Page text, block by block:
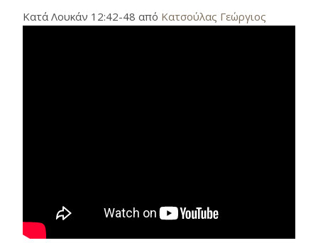
Κατά Λουκάν 12:42-48 από Κατσούλας Γεώργιος